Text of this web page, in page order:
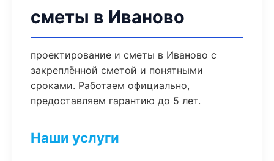
сметы в Иваново
проектирование и сметы в Иваново с
закреплённой сметой и понятными
сроками. Работаем официально,
предоставляем гарантию до 5 лет.
Наши услуги